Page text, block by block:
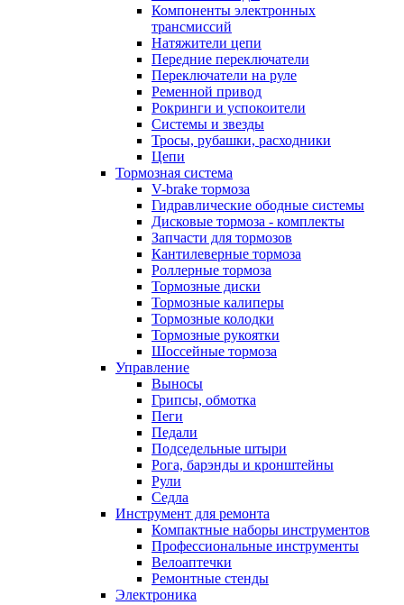
Компоненты электронных
трансмиссий
Натяжители цепи
Передние переключатели
Переключатели на руле
Ременной привод
Рокринги и успокоители
Системы и звезды
Тросы, рубашки, расходники
Цепи
Тормозная система
V-brake тормоза
Гидравлические ободные системы
Дисковые тормоза - комплекты
Запчасти для тормозов
Кантилеверные тормоза
Роллерные тормоза
Тормозные диски
Тормозные калиперы
Тормозные колодки
Тормозные рукоятки
Шоссейные тормоза
Управление
Выносы
Грипсы, обмотка
Пеги
Педали
Подседельные штыри
Рога, барэнды и кронштейны
Рули
Седла
Инструмент для ремонта
Компактные наборы инструментов
Профессиональные инструменты
Велоаптечки
Ремонтные стенды
Электроника